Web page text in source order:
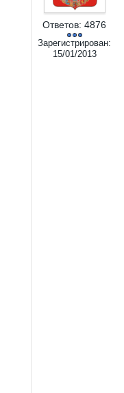
Ответов: 4876
Зарегистрирован:
15/01/2013